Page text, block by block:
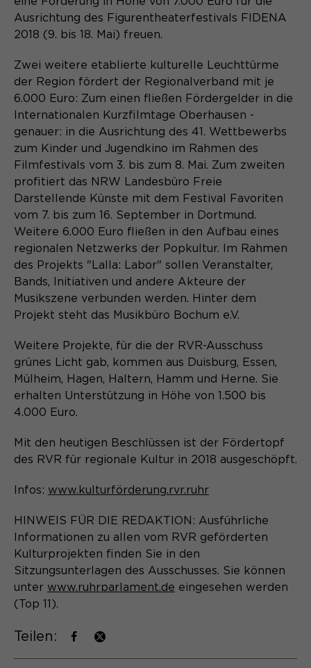
Zweck
Content Management System dieser
Webseite. Diese Basis-Cookies sind
unerlässlich, damit Ihr Besuch auf der
Sie ermöglichen es der Website, Sie
zu erkennen und somit Ihre Sitzung
offen zu halten. Es speichert bei
einem Benutzer-Login für einen
geschlossenen Bereich die Benutzer-
ID als verschlüsselten Wert (sog.
"hash-Wert") zum entsprechenden
Datenbankeintrag des Nutzers.
Name PHPSESSID
Anbieter Session-Cookies
Laufzeit
Der Session Cookie wird beim
Schließen des Browsers wieder
Zweck
PHPs Standard Sitzungs- Identifikation
(Formulare).
Name be_typo_user
Zweck
ob ein Besucher im Typo3-Backend
angemeldet ist und die Rechte besitzt
diese zu verwalten.
Name cookie_optin
Name _pk_id*
Anbieter Matomo
Laufzeit 13 Monate
Zweck
Dient zur anonymen
Wiedererkennung eines Besuchers.
Name _pk_ses*
Anbieter Matomo
Laufzeit 30 Minuten
Zweck
aktuellen Sitzung.
Anbieter Matomo
Laufzeit
Zweck Speichert die Herkunft des Besuchers.
Anbieter Matomo
Laufzeit Sitzung
Zweck
Cookie-Informationen
Diese Cookies ermöglichen die automatische
Übersetzung der Website-Inhalte durch GTranslate.
Name googtrans
Anbieter GTranslate Inc.
Laufzeit 1 Jahr
Zweck
Sprache für die automatische
Übersetzung der Website.
Cookie-Informationen
Ausrichtung des Figurentheaterfestivals FIDENA
2018 (9. bis 18. Mai) freuen.
Zwei weitere etablierte kulturelle Leuchttürme
der Region fördert der Regionalverband mit je
6.000 Euro: Zum einen fließen Fördergelder in die
Internationalen Kurzfilmtage Oberhausen -
genauer: in die Ausrichtung des 41. Wettbewerbs
zum Kinder und Jugendkino im Rahmen des
Filmfestivals vom 3. bis zum 8. Mai. Zum zweiten
profitiert das NRW Landesbüro Freie
Darstellende Künste mit dem Festival Favoriten
vom 7. bis zum 16. September in Dortmund.
Weitere 6.000 Euro fließen in den Aufbau eines
regionalen Netzwerks der Popkultur. Im Rahmen
des Projekts "Lalla: Labor" sollen Veranstalter,
Bands, Initiativen und andere Akteure der
Musikszene verbunden werden. Hinter dem
Projekt steht das Musikbüro Bochum e.V.
Weitere Projekte, für die der RVR-Ausschuss
grünes Licht gab, kommen aus Duisburg, Essen,
Mülheim, Hagen, Haltern, Hamm und Herne. Sie
erhalten Unterstützung in Höhe von 1.500 bis
4.000 Euro.
Mit den heutigen Beschlüssen ist der Fördertopf
des RVR für regionale Kultur in 2018 ausgeschöpft.
Infos: www.kulturförderung.rvr.ruhr
HINWEIS FÜR DIE REDAKTION: Ausführliche
Informationen zu allen vom RVR geförderten
Kulturprojekten finden Sie in den
Sitzungsunterlagen des Ausschusses. Sie können
unter www.ruhrparlament.de eingesehen werden
(Top 11).
Teilen: